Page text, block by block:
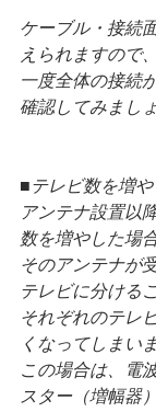
ケーブル・接続
えられますので、
一度全体の接続
確認してみましょ
■テレビ数を増
アンテナ設置以
数を増やした場合
そのアンテナが
テレビに分ける
それぞれのテレ
くなってしまい
この場合は、電
スター（増幅器